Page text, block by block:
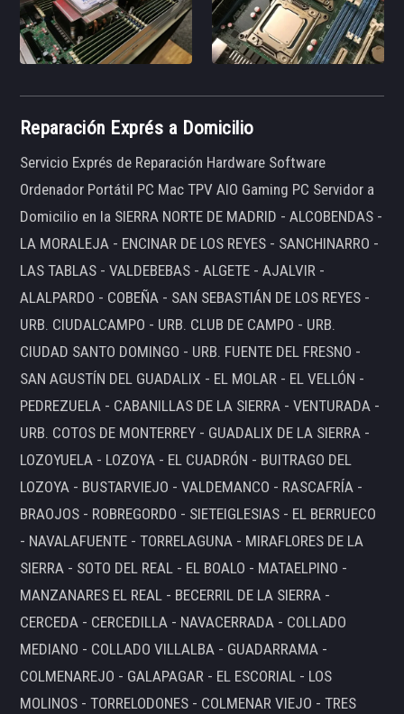
Reparación Exprés a Domicilio
Servicio Exprés de Reparación Hardware Software
Ordenador Portátil PC Mac TPV AIO Gaming PC Servidor a
Domicilio en la SIERRA NORTE DE MADRID - ALCOBENDAS -
LA MORALEJA - ENCINAR DE LOS REYES - SANCHINARRO -
LAS TABLAS - VALDEBEBAS - ALGETE - AJALVIR -
ALALPARDO - COBEÑA - SAN SEBASTIÁN DE LOS REYES -
URB. CIUDALCAMPO - URB. CLUB DE CAMPO - URB.
CIUDAD SANTO DOMINGO - URB. FUENTE DEL FRESNO -
SAN AGUSTÍN DEL GUADALIX - EL MOLAR - EL VELLÓN -
PEDREZUELA - CABANILLAS DE LA SIERRA - VENTURADA -
URB. COTOS DE MONTERREY - GUADALIX DE LA SIERRA -
LOZOYUELA - LOZOYA - EL CUADRÓN - BUITRAGO DEL
LOZOYA - BUSTARVIEJO - VALDEMANCO - RASCAFRÍA -
BRAOJOS - ROBREGORDO - SIETEIGLESIAS - EL BERRUECO
- NAVALAFUENTE - TORRELAGUNA - MIRAFLORES DE LA
SIERRA - SOTO DEL REAL - EL BOALO - MATAELPINO -
MANZANARES EL REAL - BECERRIL DE LA SIERRA -
CERCEDA - CERCEDILLA - NAVACERRADA - COLLADO
MEDIANO - COLLADO VILLALBA - GUADARRAMA -
COLMENAREJO - GALAPAGAR - EL ESCORIAL - LOS
MOLINOS - TORRELODONES - COLMENAR VIEJO - TRES